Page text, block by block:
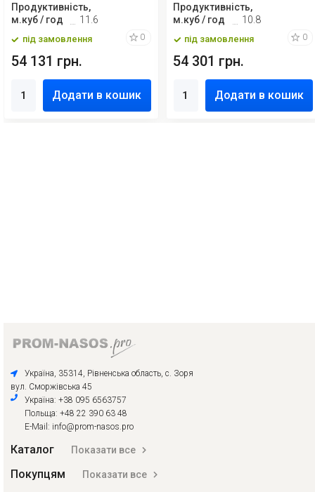
Продуктивність,
м.куб / год
11.6
під замовлення 0
54 131 грн.
Додати в кошик
Продуктивність,
м.куб / год
10.8
під замовлення 0
54 301 грн.
Додати в кошик
Україна, 35314, Рівненська область, с. Зоря
вул. Сморжівська 45
Україна: +38 095 6563757
Польща: +48 22 390 63 48
E-Mail: info@prom-nasos.pro
Каталог Показати все
Покупцям Показати все